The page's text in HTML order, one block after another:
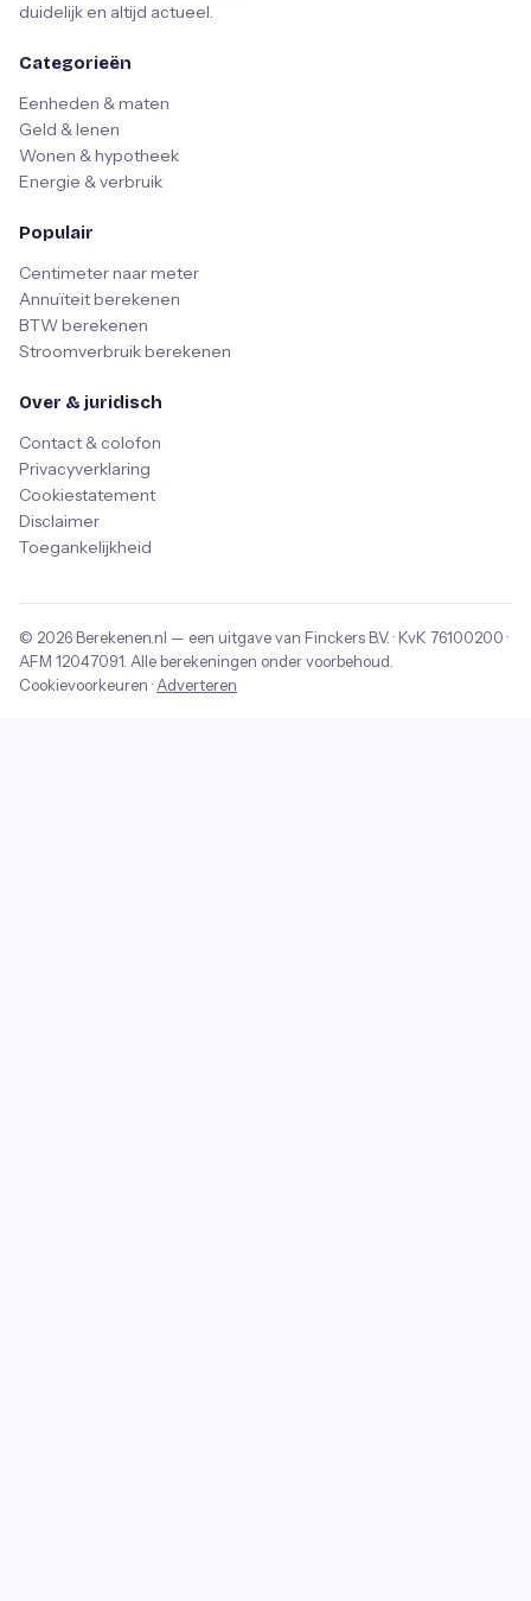
duidelijk en altijd actueel.
Categorieën
Eenheden & maten
Geld & lenen
Wonen & hypotheek
Energie & verbruik
Populair
Centimeter naar meter
Annuïteit berekenen
BTW berekenen
Stroomverbruik berekenen
Over & juridisch
Contact & colofon
Privacyverklaring
Cookiestatement
Disclaimer
Toegankelijkheid
© 2026 Berekenen.nl — een uitgave van Finckers B.V. · KvK 76100200 ·
AFM 12047091 . Alle berekeningen onder voorbehoud.
Cookievoorkeuren · Adverteren